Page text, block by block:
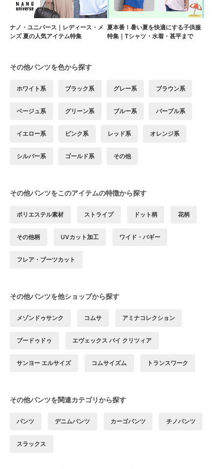
ナノ・ユニバース｜レディース・メ
ンズ 夏の人気アイテム特集
夏本番！暑い夏を快適にする子供服
特集｜Tシャツ・水着・甚平まで
その他パンツを色から探す
ホワイト系 ブラック系 グレー系 ブラウン系
ベージュ系 グリーン系 ブルー系 パープル系
イエロー系 ピンク系 レッド系 オレンジ系
シルバー系 ゴールド系 その他
その他パンツをこのアイテムの特徴から探す
ポリエステル素材 ストライプ ドット柄 花柄
その他柄 UVカット加工 ワイド・バギー
フレア・ブーツカット
その他パンツを他ショップから探す
メゾンドゥサンク コムサ アミナコレクション
プードゥドゥ エヴェックス バイ クリツィア
サンヨー エルサイズ コムサイズム トランスワーク
その他パンツを関連カテゴリから探す
パンツ デニムパンツ カーゴパンツ チノパンツ
スラックス